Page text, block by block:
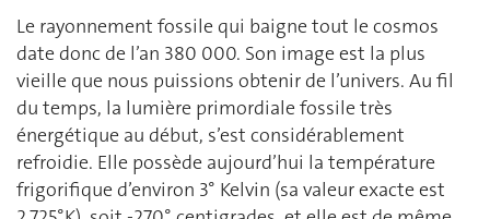
Le rayonnement fossile qui baigne tout le cosmos
date donc de l’an 380 000. Son image est la plus
vieille que nous puissions obtenir de l’univers. Au fil
du temps, la lumière primordiale fossile très
énergétique au début, s’est considérablement
refroidie. Elle possède aujourd’hui la température
frigorifique d’environ 3° Kelvin (sa valeur exacte est